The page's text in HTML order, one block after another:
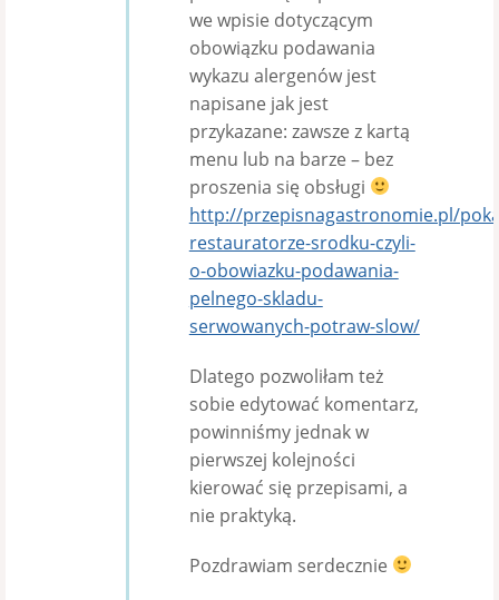
we wpisie dotyczącym
obowiązku podawania
wykazu alergenów jest
napisane jak jest
przykazane: zawsze z kartą
menu lub na barze – bez
proszenia się obsługi
http://przepisnagastronomie.pl/
restauratorze-srodku-czyli-
o-obowiazku-podawania-
pelnego-skladu-
serwowanych-potraw-slow/
Dlatego pozwoliłam też
sobie edytować komentarz,
powinniśmy jednak w
pierwszej kolejności
kierować się przepisami, a
nie praktyką.
Pozdrawiam serdecznie